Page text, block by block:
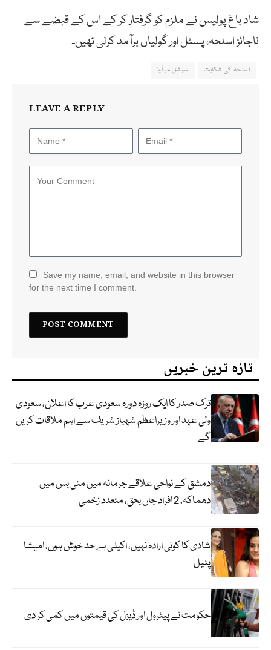
شاد باغ پولیس نے ملزم کو گرفتار کر کے اس کے قبضے سے
ناجائز اسلحہ، پسٹل اور گولیاں برآمد کرلی تھیں۔
اسلحہ کی شکایت سوشل میڈیا
LEAVE A REPLY
Save my name, email, and website in this browser
for the next time I comment.
تازہ ترین خبریں
ترک صدر کا ایک روزہ دورہ سعودی عرب کا اعلان، سعودی
ولی عہد اور وزیراعظم شہباز شریف سے اہم ملاقات کریں
گے
دمشق کے نواحی علاقے جرمانہ میں منی بس میں
دھماکہ، 2 افراد جاں بحق، متعدد زخمی
شادی کا کوئی ارادہ نہیں، اکیلی بے حد خوش ہوں، امیشا
پٹیل
حکومت نے پیٹرول اور ڈیزل کی قیمتوں میں کمی کر دی